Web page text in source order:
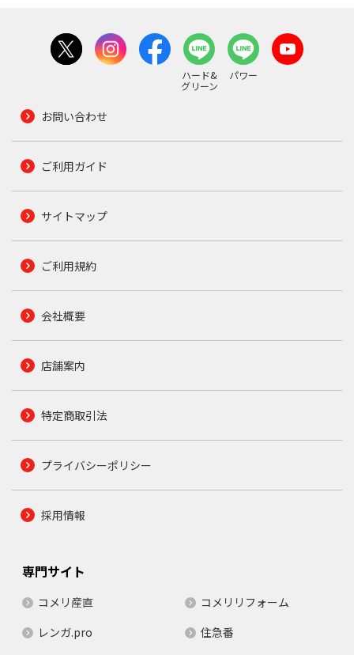
ハード&
グリーン
パワー
お問い合わせ
ご利用ガイド
サイトマップ
ご利用規約
会社概要
店舗案内
特定商取引法
プライバシーポリシー
採用情報
専門サイト
コメリ産直
コメリリフォーム
レンガ.pro
住急番